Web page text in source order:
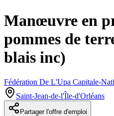
Manœuvre en
pommes de
blais inc)
Fédération De L'Upa Capitale-
Saint-Jean-de-l'Île-d'Orléans
Partager l'offre d'emploi